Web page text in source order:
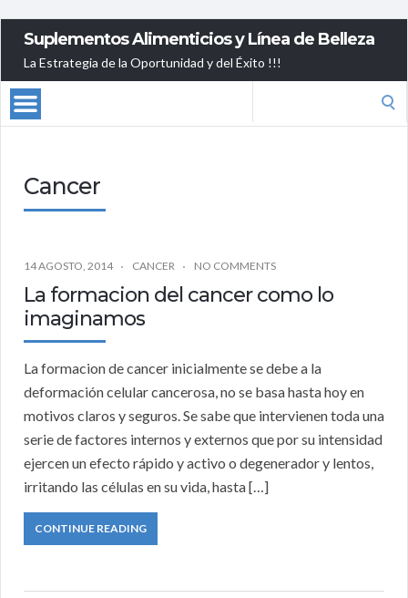
Suplementos Alimenticios y Línea de Belleza
La Estrategia de la Oportunidad y del Éxito !!!
Cancer
14 AGOSTO, 2014 CANCER NO COMMENTS
La formacion del cancer como lo
imaginamos
La formacion de cancer inicialmente se debe a la
deformación celular cancerosa, no se basa hasta hoy en
motivos claros y seguros. Se sabe que intervienen toda una
serie de factores internos y externos que por su intensidad
ejercen un efecto rápido y activo o degenerador y lentos,
irritando las células en su vida, hasta […]
CONTINUE READING